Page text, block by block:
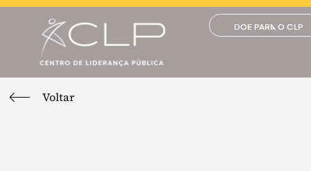
DOE PARA O CLP
Voltar